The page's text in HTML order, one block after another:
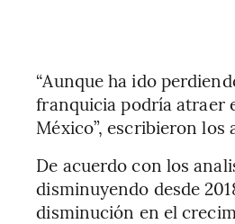
“Aunque ha ido
franquicia podría atraer
México”, escribieron los
De acuerdo con los
disminuyendo desde
disminución en el